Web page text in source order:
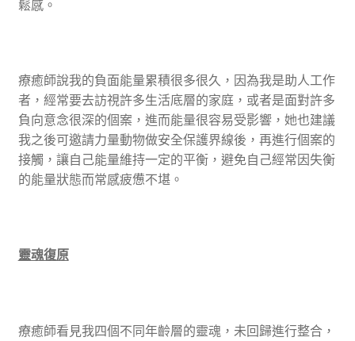
鬆感。
療癒師說我的負面能量累積很多很久，因為我是助人工作
者，經常要去訪視許多生活底層的家庭，或者是面對許多
負向意念很深的個案，進而能量很容易受影響，她也建議
我之後可邀請力量動物做安全保護界線後，再進行個案的
接觸，讓自己能量維持一定的平衡，避免自己經常因失衡
的能量狀態而常感疲憊不堪。
靈魂復原
療癒師看見我四個不同年齡層的靈魂，未回歸進行整合，